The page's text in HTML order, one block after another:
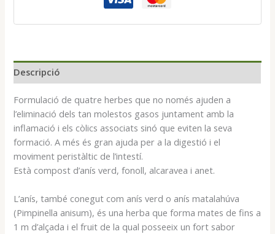
Descripció
Formulació de quatre herbes que no només ajuden a
l’eliminació dels tan molestos gasos juntament amb la
inflamació i els còlics associats sinó que eviten la seva
formació. A més és gran ajuda per a la digestió i el
moviment peristàltic de l’intestí.
Està compost d’anís verd, fonoll, alcaravea i anet.
L’anís, també conegut com anís verd o anís matalahúva
(Pimpinella anisum), és una herba que forma mates de fins a
1 m d’alçada i el fruit de la qual posseeix un fort sabor